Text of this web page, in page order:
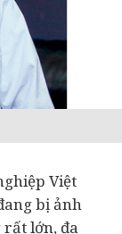
Việt
bị ảnh
lớn, đa